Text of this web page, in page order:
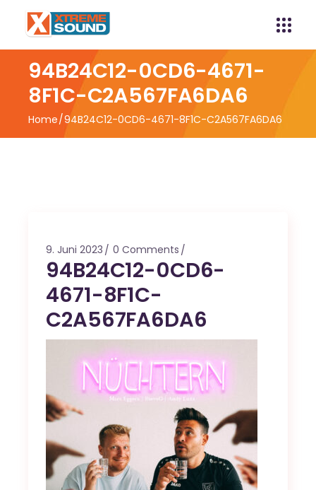
94B24C12-0CD6-4671-
8F1C-C2A567FA6DA6
Home 94B24C12-0CD6-4671-8F1C-C2A567FA6DA6
9. Juni 2023 0 Comments
94B24C12-0CD6-
4671-8F1C-
C2A567FA6DA6